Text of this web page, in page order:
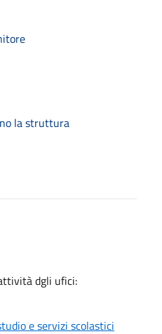
la struttura
dgli ufici:
e servizi scolastici